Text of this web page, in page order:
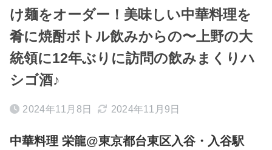
け麺をオーダー！美味しい中華料理を
肴に焼酎ボトル飲みからの〜上野の大
統領に12年ぶりに訪問の飲みまくりハ
シゴ酒♪
2024年11月8日 2024年11月9日
中華料理 栄龍@東京都台東区入谷・入谷駅